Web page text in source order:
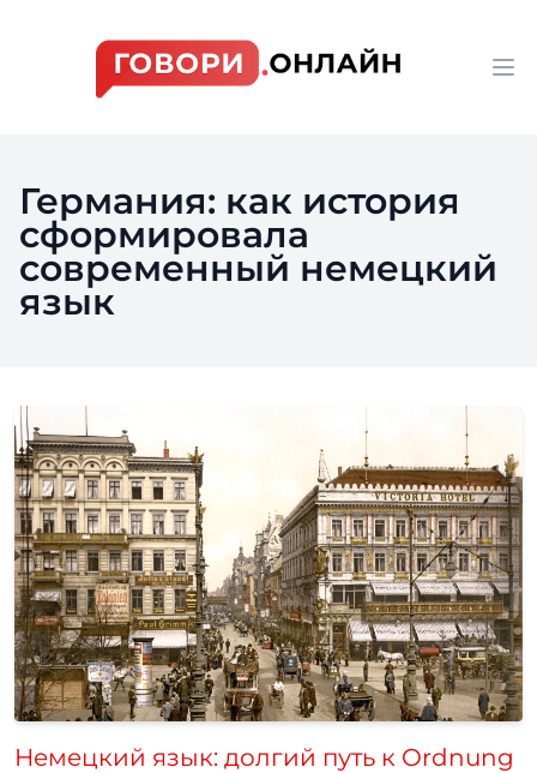
Workflow
Германия: как история
сформировала
современный немецкий
язык
Немецкий язык: долгий путь к Ordnung